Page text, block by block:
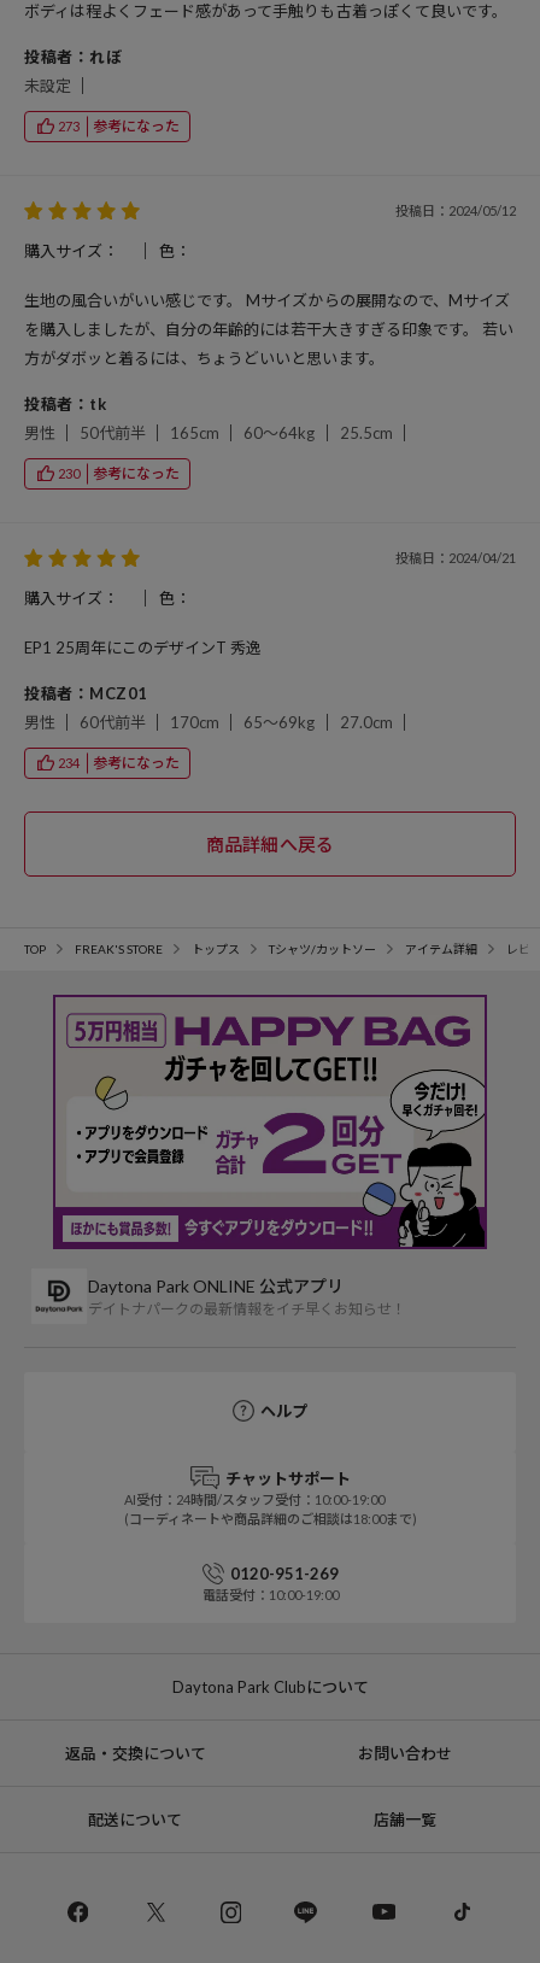
ボディは程よくフェード感があって手触りも古着っぽくて良いです。
投稿者：れぼ
未設定
273 参考になった
投稿日：2024/05/12
購入サイズ： 色：
生地の風合いがいい感じです。 Mサイズからの展開なので、Mサイズ
を購入しましたが、自分の年齢的には若干大きすぎる印象です。 若い
方がダボッと着るには、ちょうどいいと思います。
投稿者：tk
男性
50代前半 165cm 60～64kg 25.5cm
230 参考になった
投稿日：2024/04/21
購入サイズ： 色：
EP1 25周年にこのデザインT 秀逸
投稿者：MCZ01
男性
60代前半 170cm 65～69kg 27.0cm
234 参考になった
TOP FREAK'S STORE トップス Tシャツ/カットソー アイテム詳細 レビ
Daytona Park ONLINE 公式アプリ
デイトナパークの最新情報をイチ早くお知らせ！
ヘルプ
チャットサポート
AI受付：24時間/スタッフ受付：10:00-19:00
(コーディネートや商品詳細のご相談は18:00まで)
0120-951-269
電話受付：10:00-19:00
Daytona Park Clubについて
返品・交換について お問い合わせ
配送について 店舗一覧